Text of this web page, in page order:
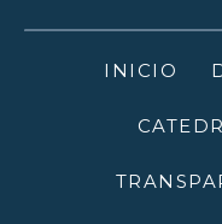
INICIO